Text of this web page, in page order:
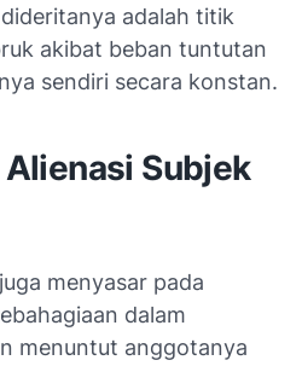
adalah titik
akibat beban tuntutan
sendiri secara konstan.
Subjek
menyasar pada
dalam
menuntut anggotanya